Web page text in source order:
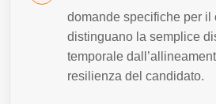
domande specifiche per il
distinguano la semplice
temporale
resilienza del candidato.